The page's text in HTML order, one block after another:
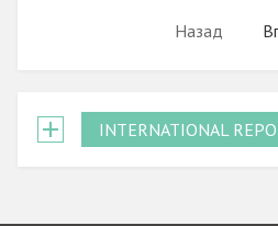
Назад
INTERNATIONAL